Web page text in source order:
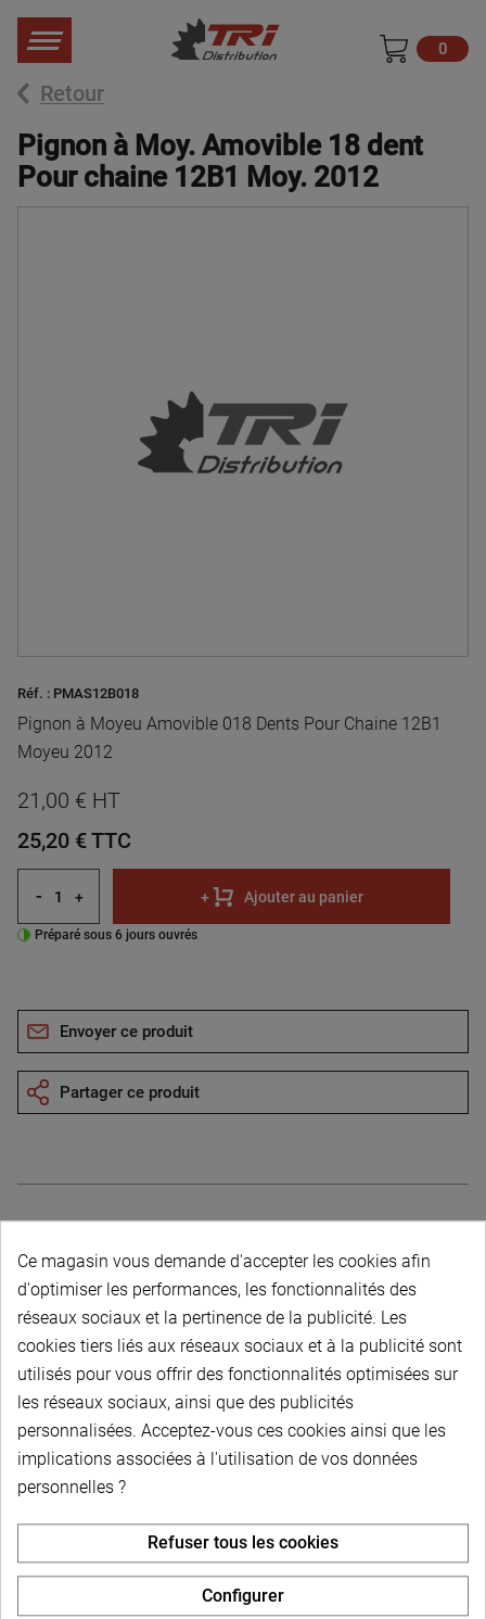
0
Retour
Pignon à Moy. Amovible 18 dent
Pour chaine 12B1 Moy. 2012
Réf. : PMAS12B018
Pignon à Moyeu Amovible 018 Dents Pour Chaine 12B1
Moyeu 2012
21,00 € HT
25,20 €TTC
- + + Ajouter au panier
Préparé sous 6 jours ouvrés
Envoyer ce produit
Partager ce produit
Description du produit
PAIEMENT SÉCURISÉ
LIVRAISON PERSONNALISÉE
Ce magasin vous demande d'accepter les cookies afin
d'optimiser les performances, les fonctionnalités des
réseaux sociaux et la pertinence de la publicité. Les
cookies tiers liés aux réseaux sociaux et à la publicité sont
utilisés pour vous offrir des fonctionnalités optimisées sur
les réseaux sociaux, ainsi que des publicités
personnalisées. Acceptez-vous ces cookies ainsi que les
implications associées à l'utilisation de vos données
personnelles ?
Refuser tous les cookies
Configurer